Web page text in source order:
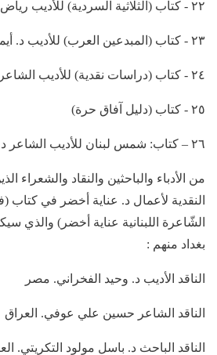
٢٢ - كتاب (الثلاثية السردية) للأديب رياض داخل
٢٣ - كتاب (المبدعين العرب) للأديب د. أيمن خليل
٢٤ - كتاب (دراسات نقدية) للأديب الشاعر سعد الساعدي
٢٥ - كتاب (دليل آفاق حرة)
٢٦ – كتاب: شمس لبنان للأديب الشاعر د. محمد مكي. مصر
من الأدباء والباحثين والنقاد والشعراء
النقدية لأعمال د. عناية أخضر في
الشّاعرة اللبنانية عناية أخضر) والذي
بغداد منهم :
الناقد الأديب د. وحيد الفخراني. مصر
الناقد الشاعر حسين علي عوفي. العراق
الناقد الباحث د. باسل مولود التكريتي.